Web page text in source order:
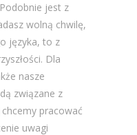
jest z
wolną chwilę,
języka, to z
Dla
nasze
związane z
pracować
uwagi